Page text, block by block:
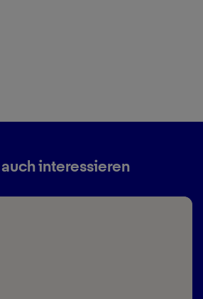
interessieren